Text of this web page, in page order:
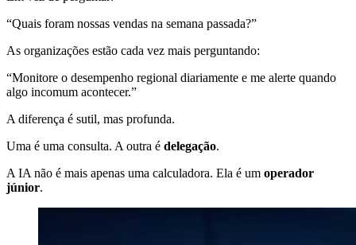
“Quais foram nossas vendas na semana passada?”
As organizações estão cada vez mais perguntando:
“Monitore o desempenho regional diariamente e me alerte quando
algo incomum acontecer.”
A diferença é sutil, mas profunda.
Uma é uma consulta. A outra é delegação.
A IA não é mais apenas uma calculadora. Ela é um operador
júnior.